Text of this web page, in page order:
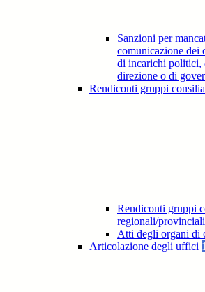
Sanzioni per
comunicazione dei
di incarichi politici,
direzione o di
Rendiconti gruppi
Rendiconti gruppi
regionali/provinciali
Atti degli organi di
Articolazione degli uffici 1